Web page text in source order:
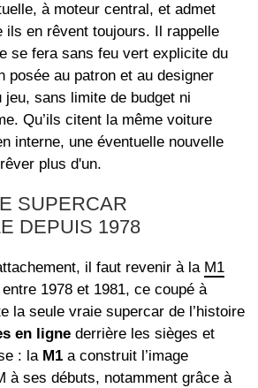
à moteur central, et admet
ils en rêvent toujours. Il rappelle
se fera sans feu vert explicite du
posée au patron et au designer
jeu, sans limite de budget ni
Qu’ils citent la même voiture
interne, une éventuelle nouvelle
plus d'un.
SUPERCAR
DEPUIS 1978
il faut revenir à la M1
1978 et 1981, ce coupé à
la seule vraie supercar de l’histoire
en ligne derrière les sièges et
: la M1 a construit l’image
à ses débuts, notamment grâce à